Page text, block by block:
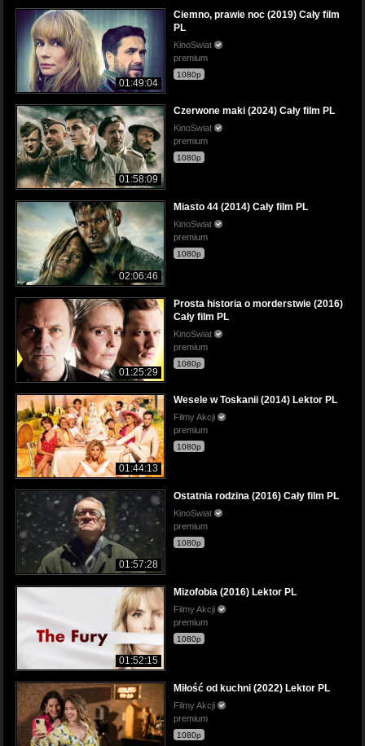
01:49:04
Ciemno, prawie noc (2019) Cały film
PL
KinoSwiat
premium
1080p
01:58:09
Czerwone maki (2024) Cały film PL
KinoSwiat
premium
1080p
02:06:46
Miasto 44 (2014) Cały film PL
KinoSwiat
premium
1080p
01:25:29
Prosta historia o morderstwie (2016)
Cały film PL
KinoSwiat
premium
1080p
01:44:13
Wesele w Toskanii (2014) Lektor PL
Filmy Akcji
premium
1080p
01:57:28
Ostatnia rodzina (2016) Cały film PL
KinoSwiat
premium
1080p
01:52:15
Mizofobia (2016) Lektor PL
Filmy Akcji
premium
1080p
Miłość od kuchni (2022) Lektor PL
Filmy Akcji
premium
1080p